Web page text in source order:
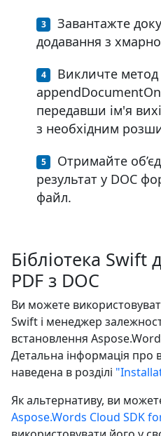
Завантажте
додавання з
Викличте метод
передавши ім'я
з необхідним
Отримайте
результат у DOC
файл.
Бібліотека Swift
PDF з DOC
Ви можете
Swift і менеджер
встановлення
Детальна інформація про
наведена в розділі
Як альтернативу, ви
Aspose.Words Cloud SDK